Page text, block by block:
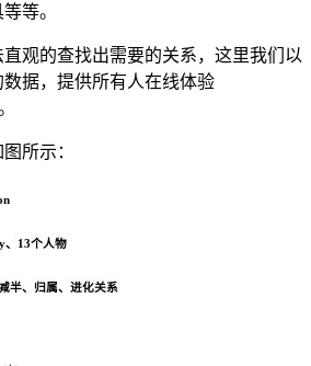
等。
观的查找出需要的关系，这里我们以
据，提供所有人在线体验
所示：
、13个人物
半、归属、进化关系